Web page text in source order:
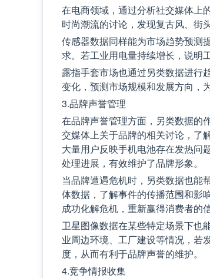
在电商领域，通过分析社交媒体上
时尚潮流的讨论，发现复古风、街
传感器数据同样能为市场趋势预测
求。若工业用电量持续增长，说明
露指手套市场也通过另类数据进行
变化，预测市场规模和发展方向，
3.品牌声誉管理
在品牌声誉管理方面，另类数据的
交媒体上关于品牌的相关讨论，了
大量用户反映手机电池存在发热问
处理进展，有效维护了品牌形象。
当品牌遭遇危机时，另类数据也能
体数据，了解事件的传播范围和影
成功化解危机，重新赢得消费者的信
卫星图像数据在某些特定场景下也
业周边环境、工厂建设等情况，若
度，从而有利于品牌声誉的维护。
4.竞争情报收集